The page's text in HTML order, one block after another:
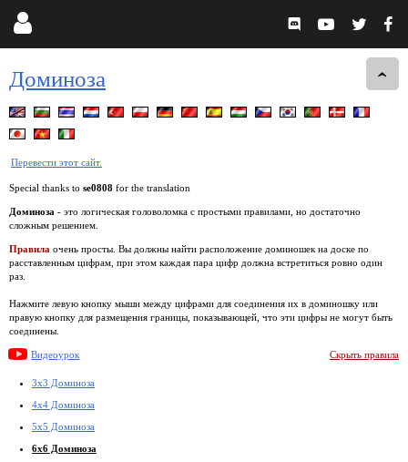
Доминоза
Перевести этот сайт.
Special thanks to se0808 for the translation
Доминоза - это логическая головоломка с простыми правилами, но достаточно
сложным решением.
Правила очень просты. Вы должны найти расположение доминошек на доске по
расставленным цифрам, при этом каждая пара цифр должна встретиться ровно один
раз.
Нажмите левую кнопку мыши между цифрами для соединения их в доминошку или
правую кнопку для размещения границы, показывающей, что эти цифры не могут быть
соединены.
Видеоурок Скрыть правила
3x3 Доминоза
4x4 Доминоза
5x5 Доминоза
6x6 Доминоза